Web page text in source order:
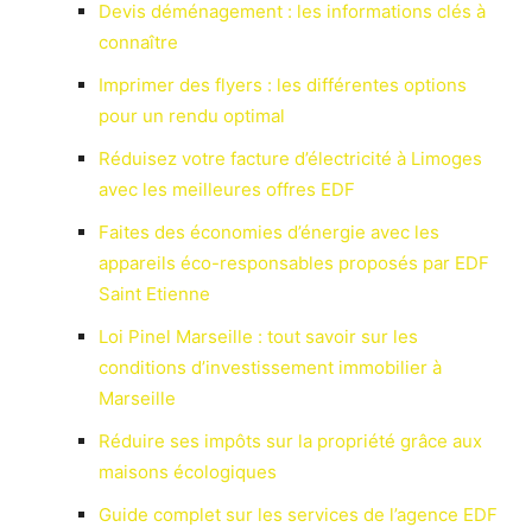
Devis déménagement : les informations clés à
connaître
Imprimer des flyers : les différentes options
pour un rendu optimal
Réduisez votre facture d’électricité à Limoges
avec les meilleures offres EDF
Faites des économies d’énergie avec les
appareils éco-responsables proposés par EDF
Saint Etienne
Loi Pinel Marseille : tout savoir sur les
conditions d’investissement immobilier à
Marseille
Réduire ses impôts sur la propriété grâce aux
maisons écologiques
Guide complet sur les services de l’agence EDF